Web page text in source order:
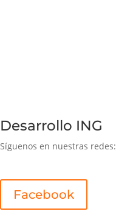
Desarrollo ING
Síguenos en nuestras redes:
Facebook